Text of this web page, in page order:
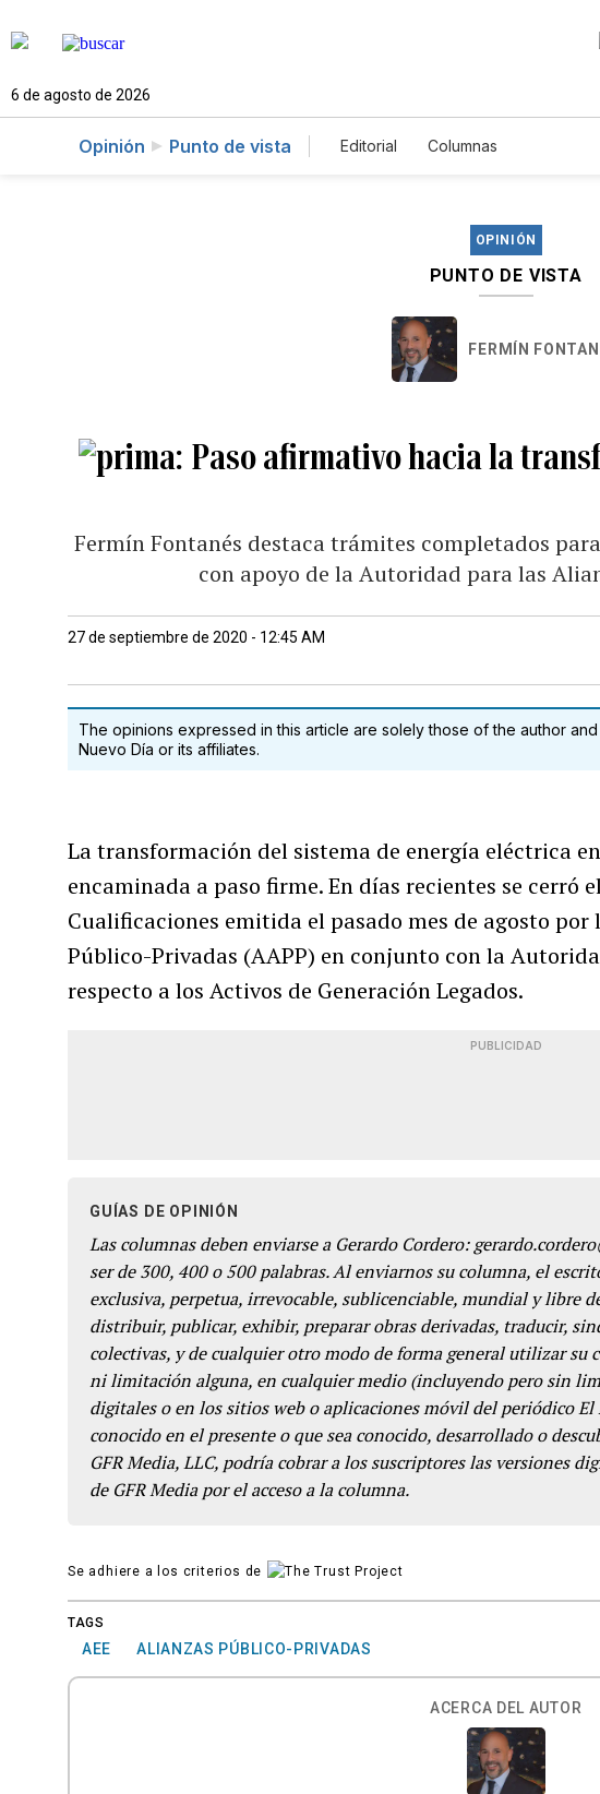
6 de agosto de 2026
Opinión Punto de vista Editorial Columnas
OPINIÓN
PUNTO DE VISTA
FERMÍN
Paso afirmativo hacia la
Fermín Fontanés destaca trámites completados
con apoyo de la Autoridad para las
27 de septiembre de 2020 - 12:45 AM
The opinions expressed in this article are solely those of the author
Nuevo Día or its affiliates.
La transformación del sistema de energía eléctrica
encaminada a paso firme. En días recientes se cerró
Cualificaciones emitida el pasado mes de agosto
Público-Privadas (AAPP) en conjunto con la
respecto a los Activos de Generación Legados.
PUBLICIDAD
GUÍAS DE OPINIÓN
Las columnas deben enviarse a Gerardo Cordero:
ser de 300, 400 o 500 palabras. Al enviarnos su columna, el
exclusiva, perpetua, irrevocable, sublicenciable, mundial y libre
distribuir, publicar, exhibir, preparar obras derivadas, traducir,
colectivas, y de cualquier otro modo de forma general utilizar su
ni limitación alguna, en cualquier medio (incluyendo pero sin
digitales o en los sitios web o aplicaciones móvil del periódico
conocido en el presente o que sea conocido, desarrollado o
GFR Media, LLC, podría cobrar a los suscriptores las versiones
de GFR Media por el acceso a la columna.
Se adhiere a los criterios de
TAGS
AEE ALIANZAS PÚBLICO-PRIVADAS
ACERCA DEL AUTOR